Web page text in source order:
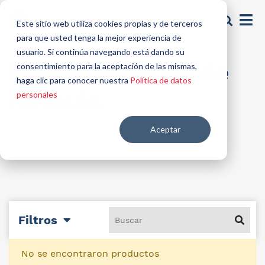
Este sitio web utiliza cookies propias y de terceros
para que usted tenga la mejor experiencia de
usuario. Si continúa navegando está dando su
consentimiento para la aceptación de las mismas,
haga clic para conocer nuestra Política de datos
personales
Aceptar
Extabilzador UV de
fórmula
Filtros
No se encontraron productos